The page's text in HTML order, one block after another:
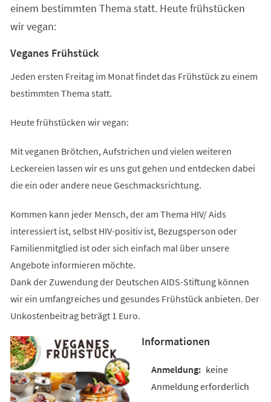
einem bestimmten Thema statt. Heute frühstücken
wir vegan:
Veganes Frühstück
Jeden ersten Freitag im Monat findet das Frühstück zu einem
bestimmten Thema statt.
Heute frühstücken wir vegan:
Mit veganen Brötchen, Aufstrichen und vielen weiteren
Leckereien lassen wir es uns gut gehen und entdecken dabei
die ein oder andere neue Geschmacksrichtung.
Kommen kann jeder Mensch, der am Thema HIV/ Aids
interessiert ist, selbst HIV-positiv ist, Bezugsperson oder
Familienmitglied ist oder sich einfach mal über unsere
Angebote informieren möchte.
Dank der Zuwendung der Deutschen AIDS-Stiftung können
wir ein umfangreiches und gesundes Frühstück anbieten. Der
Unkostenbeitrag beträgt 1 Euro.
Informationen
keine
Anmeldung erforderlich